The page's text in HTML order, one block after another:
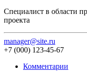
Специалист в области
проекта
manager@site.ru
+7 (000) 123-45-67
Комментарии